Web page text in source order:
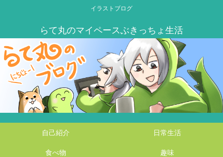
イラストブログ
自己紹介 日常生活
食べ物 趣味